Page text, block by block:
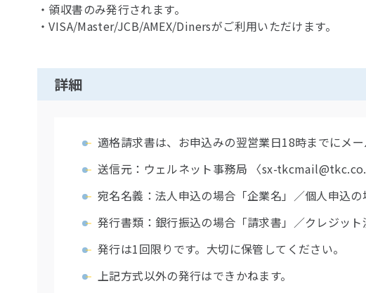
・領収書のみ発行されます。
・VISA/Master/JCB/AMEX/Dinersがご利用いただけます。
詳細
適格請求書は、お申込みの翌営業日18時までにメ
送信元：ウェルネット事務局 〈sx-
宛名名義：法人申込の場合「企業名」／個人申込
発行書類：銀行振込の場合「請求書」／クレジッ
発行は1回限りです。大切に保管してください。
上記方式以外の発行はできかねます。